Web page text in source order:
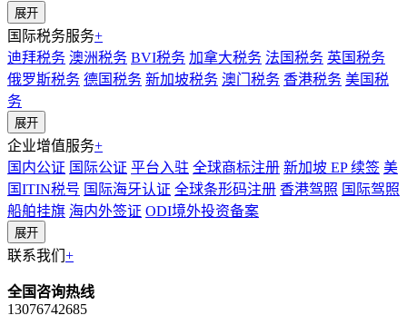
展开
国际税务服务+
迪拜税务 澳洲税务 BVI税务 加拿大税务 法国税务 英国税务
俄罗斯税务 德国税务 新加坡税务 澳门税务 香港税务 美国税
务
展开
企业增值服务+
国内公证 国际公证 平台入驻 全球商标注册 新加坡 EP 续签 美
国ITIN税号 国际海牙认证 全球条形码注册 香港驾照 国际驾照
船舶挂旗 海内外签证 ODI境外投资备案
展开
联系我们 +
全国咨询热线
13076742685